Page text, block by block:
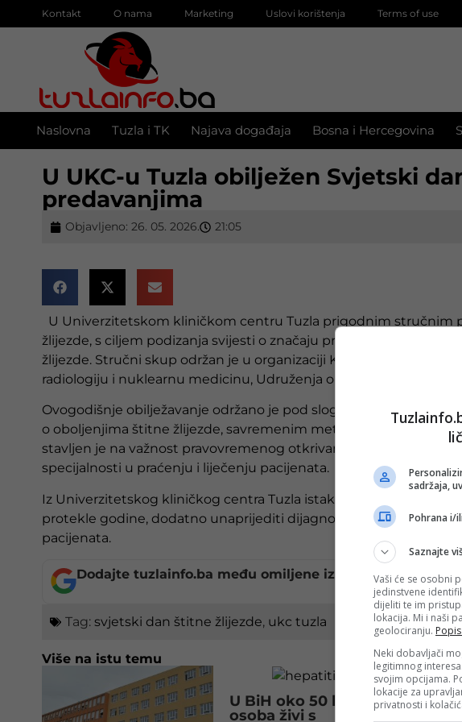
Kontakt O nama Marketing Uslovi korištenja Terms of use
Naslovna Tuzla i TK Najava događaja Bosna i Hercegovina
U UKC-u Tuzla obilježen Svjetski
predavanjima
Objavljeno: 26. 05. 2026. 21:05
U Univerzitetskom kliničkom centru Tuzla prigodnim stručnim
žlijezde, s ciljem podizanja svijesti o značaju pravovremene
žlijezde. Stručni skup održan je u organizaciji Klinike za bolesti
radiologiju i nuklearnu medicinu, Udruženja oboljelih od bolesti
Ovogodišnje obilježavanje održano je pod sloganom „Snaga
o oboljenjima štitne žlijezde, savremenim metodama
stavljen je na važnost pravovremenog otkrivanja bolesti, kao i
specijalnosti u praćenju i liječenju pacijenata.
Iz Univerzitetskog kliničkog centra Tuzla istaknuto je da će nova
protekle godine, dodatno unaprijediti dijagnostiku bolesti štitne
pacijenata.
Dodajte tuzlainfo.ba među omiljene izvore na Googleu
Tag: svjetski dan štitne žlijezde, ukc tuzla
Više na istu temu
U BiH oko 50 hiljada
osoba živi s
sadržaja,
Pohrana i/
Saznajte
Vaši će se osobni
jedinstvene
dijeliti te im
lokacija. Mi i naši
geolociranju.
Neki dobavljači
legitimnog
svojim opcijama.
lokacije za
privatnosti i